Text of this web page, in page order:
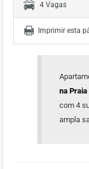
4 Vagas
Imprimir esta
na
com 4
ampla